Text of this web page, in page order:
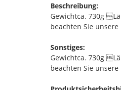
Beschreibung:
Gewichtca. 730g
beachten Sie
Sonstiges:
Gewichtca. 730g
beachten Sie